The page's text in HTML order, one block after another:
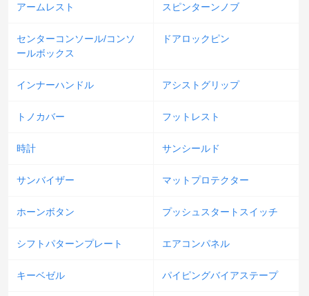
アームレスト スピンターンノブ
センターコンソール/コンソ
ールボックス
ドアロックピン
インナーハンドル アシストグリップ
トノカバー フットレスト
時計 サンシールド
サンバイザー マットプロテクター
ホーンボタン プッシュスタートスイッチ
シフトパターンプレート エアコンパネル
キーベゼル パイピングバイアステープ